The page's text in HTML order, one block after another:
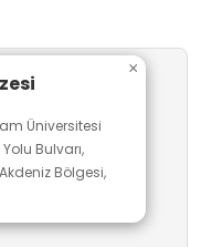
türlerin de
zengin
sunar.
Üniversitesi
Bulvarı,
Bölgesi,
×